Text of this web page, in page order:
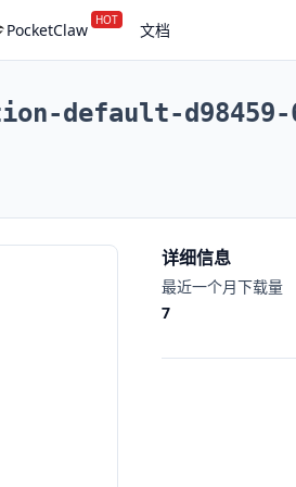
PocketClaw HOT 文档
default-d98459-
详细信息
最近一个月下载量
7